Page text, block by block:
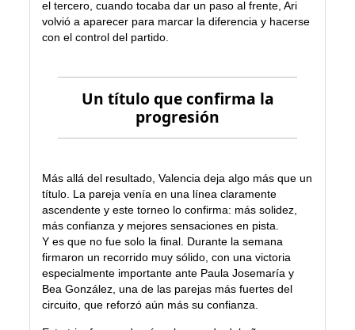
el tercero, cuando tocaba dar un paso al frente, Ari
volvió a aparecer para marcar la diferencia y hacerse
con el control del partido.
Un título que confirma la
progresión
Más allá del resultado, Valencia deja algo más que un
título. La pareja venía en una línea claramente
ascendente y este torneo lo confirma: más solidez,
más confianza y mejores sensaciones en pista.
Y es que no fue solo la final. Durante la semana
firmaron un recorrido muy sólido, con una victoria
especialmente importante ante Paula Josemaría y
Bea González, una de las parejas más fuertes del
circuito, que reforzó aún más su confianza.